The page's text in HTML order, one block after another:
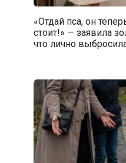
«Отдай пса, он
стоит!» — заявила
что лично